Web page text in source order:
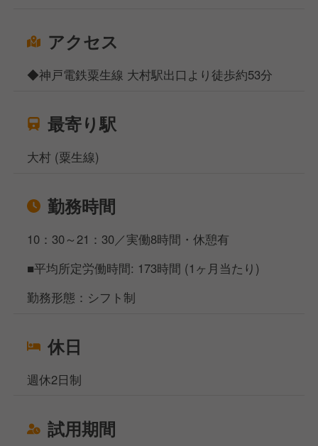
提供に関わることができます。
考案する楽しさがあります。
◆地域活性化に貢献するやりがい◆
このお店は、ただ食事を提供するだけではなく、
三木市の魅力を発信し、地域ブランドを
高めるために日々取り組んでいます。
地産地消を推進するイベント企画などを通じて、
地域の活性化に貢献しています。
活性化を支援し、地域全体の成長に
寄与できることが、この仕事の大きなやりがい◎
自分の力を活かしてみませんか？
アクセス
◆神戸電鉄粟生線 大村駅出口より徒歩約53分
最寄り駅
大村 (粟生線)
勤務時間
10：30～21：30／実働8時間・休憩有
■平均所定労働時間: 173時間 (1ヶ月当たり)
勤務形態：シフト制
休日
週休2日制
試用期間